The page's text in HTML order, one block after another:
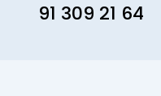
91 309 21 64